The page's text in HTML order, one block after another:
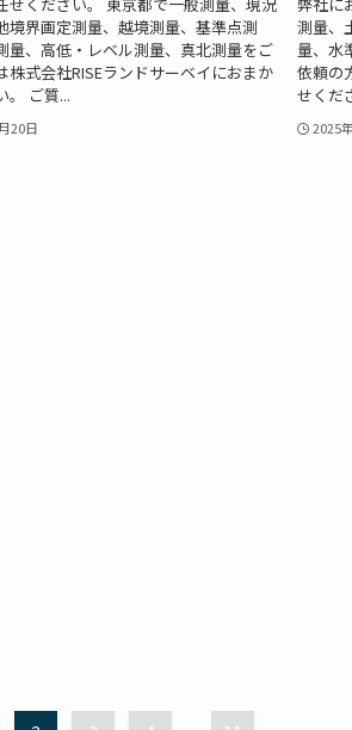
境界画定測量、越境測量、基準点測
量、高低・レベル測量、真北測量をご
株式会社RISEランドサーベイにおまか
。 ご質...
20日
測量、
量、水
依頼の
せくだ
2025